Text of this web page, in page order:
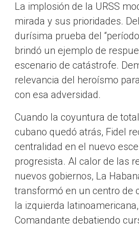
La implosión de la URSS
mirada y sus prioridades.
durísima prueba del
brindó un ejemplo de
escenario de catástrofe.
relevancia del heroísmo
con esa adversidad.
Cuando la coyuntura de
cubano quedó atrás, Fidel
centralidad en el nuevo
progresista. Al calor de las
nuevos gobiernos, La
transformó en un centro de
la izquierda
Comandante debatiendo